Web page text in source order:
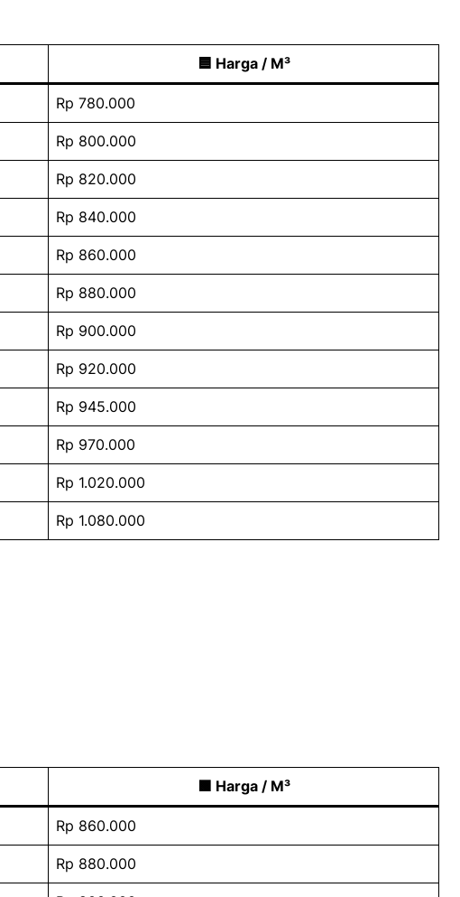
🟦 Harga / M³
Rp 780.000
Rp 800.000
Rp 820.000
Rp 840.000
Rp 860.000
Rp 880.000
Rp 900.000
Rp 920.000
Rp 945.000
Rp 970.000
Rp 1.020.000
Rp 1.080.000
🟩 Harga / M³
Rp 860.000
Rp 880.000